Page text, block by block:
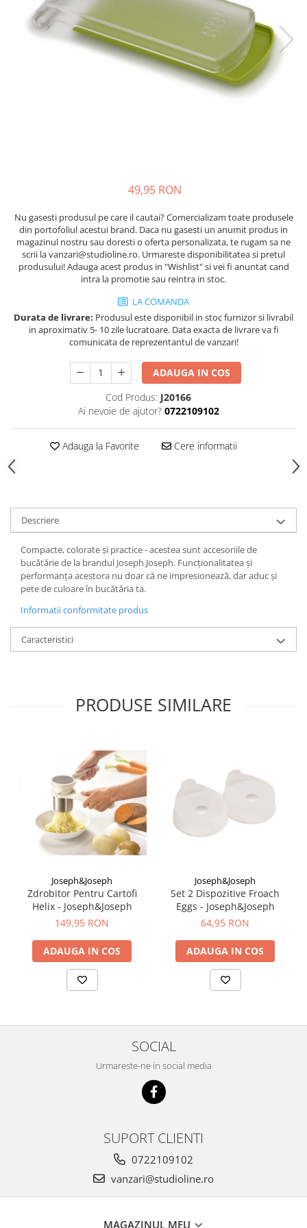
49,95 RON
Nu gasesti produsul pe care il cautai? Comercializam toate produsele
din portofoliul acestui brand. Daca nu gasesti un anumit produs in
magazinul nostru sau doresti o oferta personalizata, te rugam sa ne
scrii la vanzari@studioline.ro. Urmareste disponibilitatea si pretul
produsului! Adauga acest produs in "Wishlist" si vei fi anuntat cand
intra la promotie sau reintra in stoc.
LA COMANDA
Durata de livrare: Produsul este disponibil in stoc furnizor si livrabil
in aproximativ 5- 10 zile lucratoare. Data exacta de livrare va fi
comunicata de reprezentantul de vanzari!
ADAUGA IN COS
Cod Produs: J20166
Ai nevoie de ajutor? 0722109102
Adauga la Favorite Cere informatii
Descriere
Compacte, colorate și practice - acestea sunt accesoriile de
bucătărie de la brandul Joseph Joseph. Funcționalitatea și
performanța acestora nu doar că ne impresionează, dar aduc și
pete de culoare în bucătăria ta.
Informatii conformitate produs
Caracteristici
PRODUSE SIMILARE
Joseph&Joseph
Zdrobitor Pentru Cartofi
Helix - Joseph&Joseph
149,95 RON
ADAUGA IN COS
Joseph&Joseph
Set 2 Dispozitive Froach
Eggs - Joseph&Joseph
64,95 RON
ADAUGA IN COS
SOCIAL
Urmareste-ne in social media
SUPORT CLIENTI
0722109102
vanzari@studioline.ro
MAGAZINUL MEU